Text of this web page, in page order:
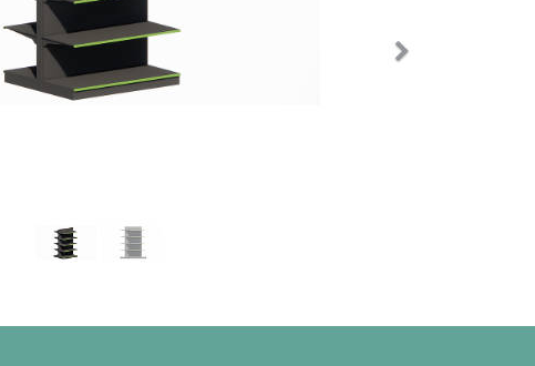
Следващ